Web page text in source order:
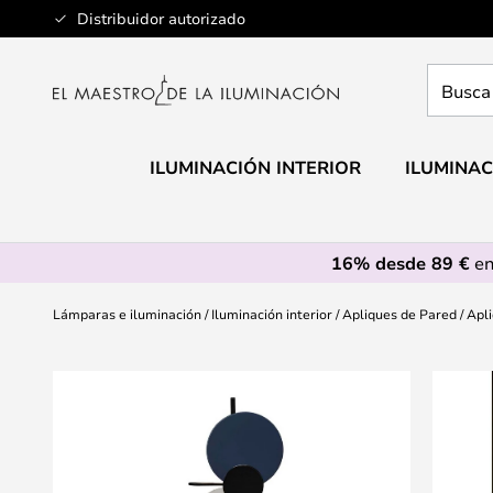
Distribuidor autorizado
Ir
al
aquí
ILUMINACIÓN INTERIOR
16% desde 89 €
Lámparas e iluminación Iluminación interior Apliques de Pared